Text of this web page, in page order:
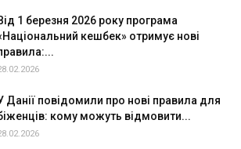
1 березня 2026 року програма
кешбек» отримує нові
Данії повідомили про нові правила для
кому можуть відмовити...